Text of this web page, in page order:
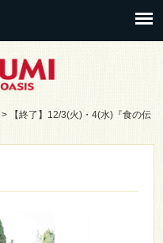
>
【終了】12/3(火)・4(水)『食の伝